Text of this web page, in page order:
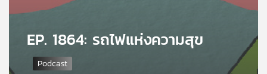
เกี่ยว
EP. 1864: รถไฟแห่งความสุข